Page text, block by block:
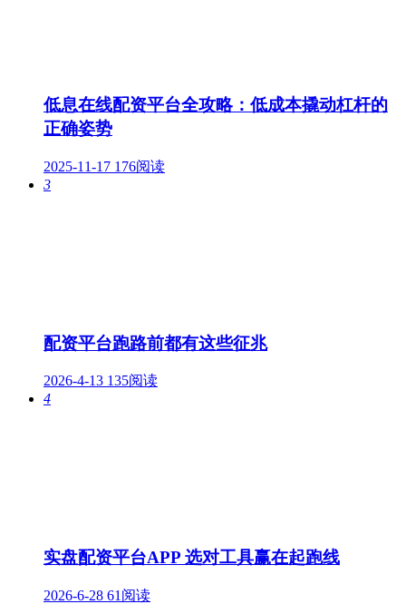
低息在线配资平台全攻略：低成本撬动杠杆的
正确姿势
2025-11-17 176阅读
3
配资平台跑路前都有这些征兆
2026-4-13 135阅读
4
实盘配资平台APP 选对工具赢在起跑线
2026-6-28 61阅读